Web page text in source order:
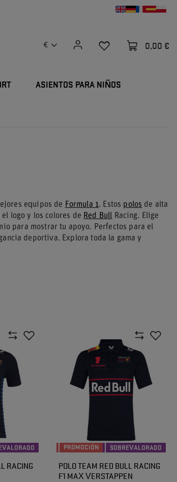
€ 0,00 €
ASIENTOS PARA NIÑOS
equipos de Formula 1. Estos polos de alta
logo y los colores de Red Bull Racing. Elige
para mostrar tu apoyo. Perfectos para el
deportiva. Explora toda la gama y
RACING
PROMOCIÓN SOBREVALORADO
POLO TEAM RED BULL RACING
F1 MAX VERSTAPPEN